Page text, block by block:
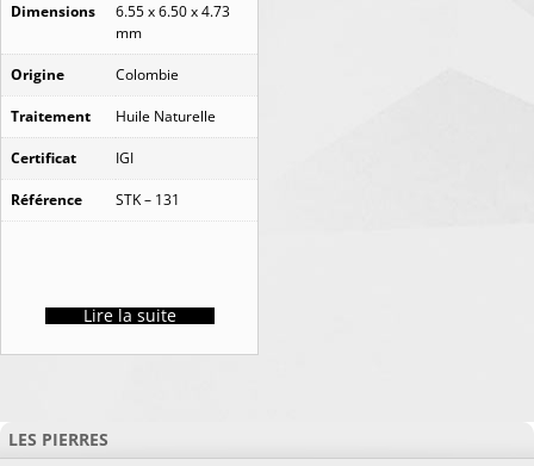
Dimensions
6.55 x 6.50 x 4.73
mm
Origine Colombie
Traitement Huile Naturelle
Certificat IGI
Référence STK – 131
Lire la suite
LES PIERRES